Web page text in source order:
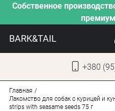
Собственное
BARK&TAIL
+380
Главная
Лакомство для собак с курицей и
strips with seasame seeds 75 г